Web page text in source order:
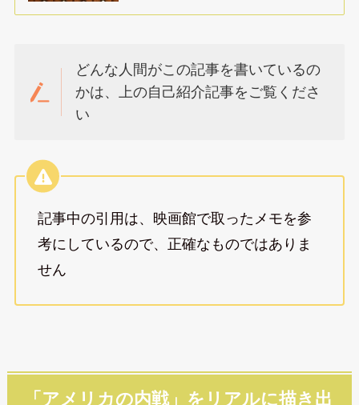
どんな人間がこの記事を書いているの
かは、上の自己紹介記事をご覧くださ
い
記事中の引用は、映画館で取ったメモを参
考にしているので、正確なものではありま
せん
「アメリカの内戦」をリアルに描き出